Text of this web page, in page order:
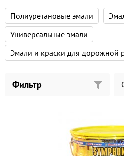
Полиуретановые эмали
Универсальные эмали
Эмали и краски для дорожной
Фильтр